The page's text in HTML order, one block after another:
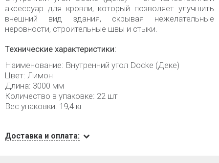
аксессуар для кровли, который позволяет улучшить
внешний вид здания, скрывая нежелательные
неровности, строительные швы и стыки.
Технические характеристики:
Наименование: Внутренний угол Docke (Деке)
Цвет: Лимон
Длина: 3000 мм
Количество в упаковке: 22 шт
Вес упаковки: 19,4 кг
Доставка и оплата: